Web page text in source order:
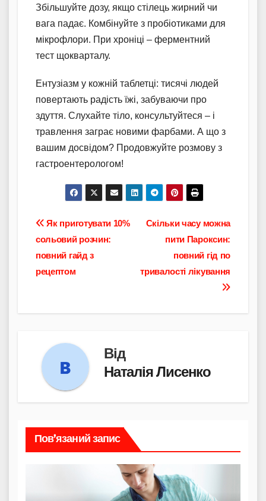
Збільшуйте дозу, якщо стілець жирний чи
вага падає. Комбінуйте з пробіотиками для
мікрофлори. При хроніці – ферментний
тест щокварталу.
Ентузіазм у кожній таблетці: тисячі людей
повертають радість їжі, забуваючи про
здуття. Слухайте тіло, консультуйтеся – і
травлення заграє новими фарбами. А що з
вашим досвідом? Продовжуйте розмову з
гастроентерологом!
Навігація
записів
Скільки часу можна
пити Пароксин:
повний гід по
тривалості лікування
Як приготувати 10%
сольовий розчин:
повний гайд з
рецептом
Від
Наталія Лисенко
Пов’язаний запис